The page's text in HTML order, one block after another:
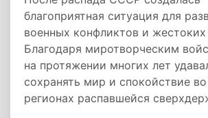
благоприятная ситуация для
военных конфликтов и жестоких
Благодаря миротворческим
на протяжении многих лет
сохранять мир и спокойствие
регионах распавшейся